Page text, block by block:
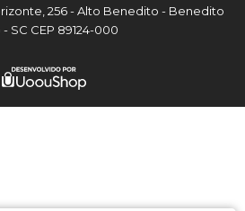
256 - Alto Benedito - Benedito
SC CEP 89124-000